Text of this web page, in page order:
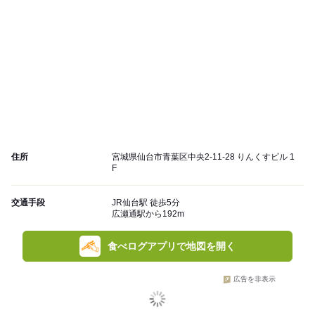
住所
宮城県仙台市青葉区中央2-11-28 りんくすビル 1
F
交通手段
JR仙台駅 徒歩5分
広瀬通駅から192m
食べログアプリで地図を開く
広告を非表示